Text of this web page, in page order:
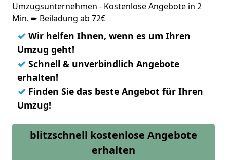
Umzugsunternehmen - Kostenlose Angebote in 2
Min. ➨ Beiladung ab 72€
✓ Wir helfen Ihnen, wenn es um Ihren
Umzug geht!
✓ Schnell & unverbindlich Angebote
erhalten!
✓ Finden Sie das beste Angebot für Ihren
Umzug!
blitzschnell kostenlose Angebote
erhalten